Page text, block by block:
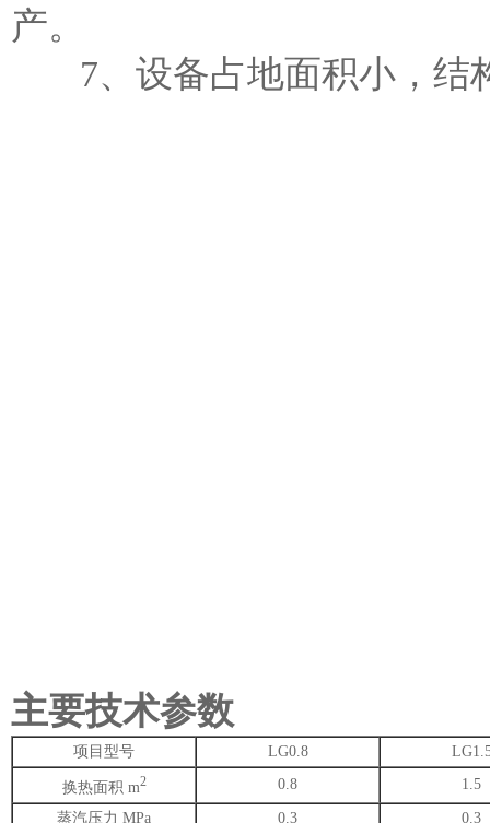
产。
7、设备占地面积小，结
主要技术参数
项目型号 LG0.8
换热面积 m2 0.8 1.5
蒸汽压力 MPa 0.3 0.3